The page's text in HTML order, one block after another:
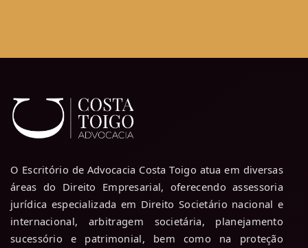
O Escritório de Advocacia Costa Toigo atua em diversas
áreas do Direito Empresarial, oferecendo assessoria
jurídica especializada em Direito Societário nacional e
internacional, arbitragem societária, planejamento
sucessório e patrimonial, bem como na proteção